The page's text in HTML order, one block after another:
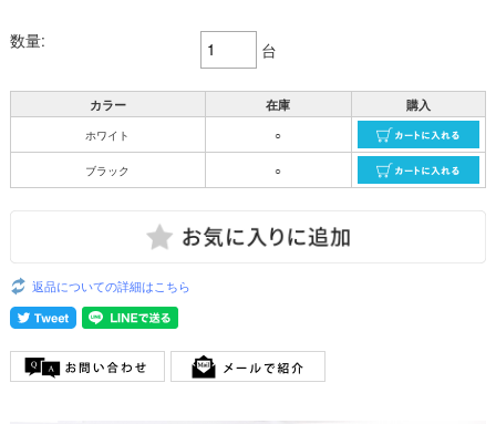
数量: 台
カラー 在庫 購入
ホワイト ○
ブラック ○
返品についての詳細はこちら